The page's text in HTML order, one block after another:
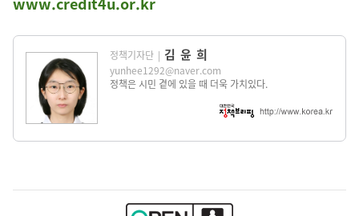
정책기자단 | 김윤희
yunhee1292@naver.com
정책은 시민 곁에 있을 때 더욱 가치있다.